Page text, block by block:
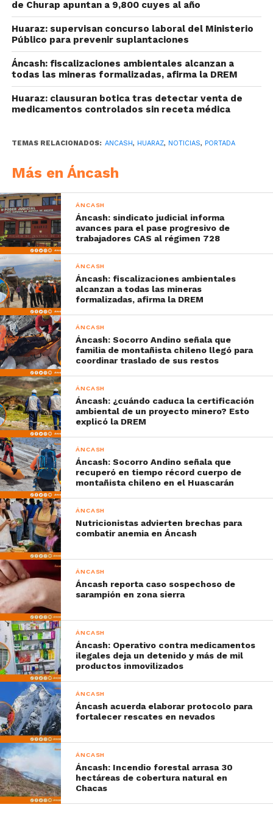
de Churap apuntan a 9,800 cuyes al año
Huaraz: supervisan concurso laboral del Ministerio
Público para prevenir suplantaciones
Áncash: fiscalizaciones ambientales alcanzan a
todas las mineras formalizadas, afirma la DREM
Huaraz: clausuran botica tras detectar venta de
medicamentos controlados sin receta médica
TEMAS RELACIONADOS: ANCASH, HUARAZ, NOTICIAS, PORTADA
Más en Áncash
ÁNCASH
Áncash: sindicato judicial informa
avances para el pase progresivo de
trabajadores CAS al régimen 728
ÁNCASH
Áncash: fiscalizaciones ambientales
alcanzan a todas las mineras
formalizadas, afirma la DREM
ÁNCASH
Áncash: Socorro Andino señala que
familia de montañista chileno llegó para
coordinar traslado de sus restos
ÁNCASH
Áncash: ¿cuándo caduca la certificación
ambiental de un proyecto minero? Esto
explicó la DREM
ÁNCASH
Áncash: Socorro Andino señala que
recuperó en tiempo récord cuerpo de
montañista chileno en el Huascarán
ÁNCASH
Nutricionistas advierten brechas para
combatir anemia en Áncash
ÁNCASH
Áncash reporta caso sospechoso de
sarampión en zona sierra
ÁNCASH
Áncash: Operativo contra medicamentos
ilegales deja un detenido y más de mil
productos inmovilizados
ÁNCASH
Áncash acuerda elaborar protocolo para
fortalecer rescates en nevados
ÁNCASH
Áncash: Incendio forestal arrasa 30
hectáreas de cobertura natural en
Chacas